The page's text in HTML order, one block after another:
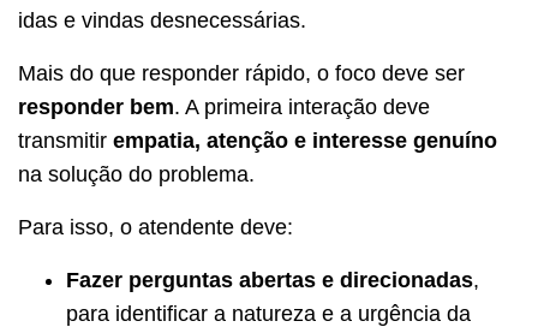
idas e vindas desnecessárias.
Mais do que responder rápido, o foco deve ser
responder bem. A primeira interação deve
transmitir empatia, atenção e interesse genuíno
na solução do problema.
Para isso, o atendente deve:
Fazer perguntas abertas e direcionadas,
para identificar a natureza e a urgência da